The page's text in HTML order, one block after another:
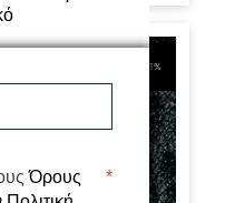
21%
Όρους
*